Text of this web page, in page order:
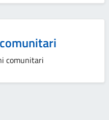
comunitari